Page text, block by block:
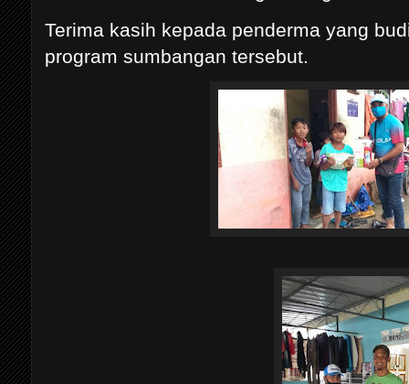
Terima kasih kepada penderma yang
program sumbangan tersebut.